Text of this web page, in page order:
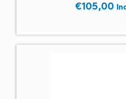
€105,00